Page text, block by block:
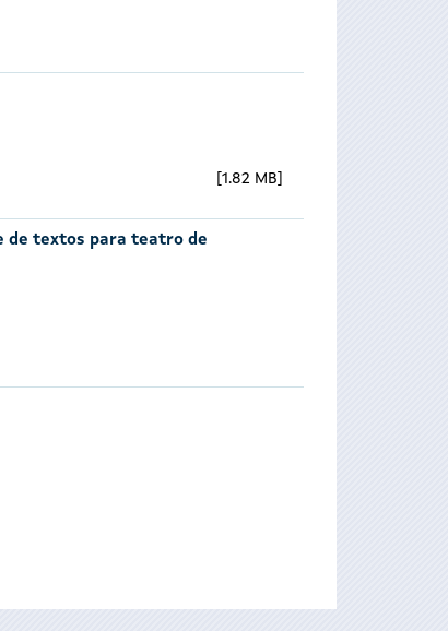
1.82 MB
de textos para teatro de